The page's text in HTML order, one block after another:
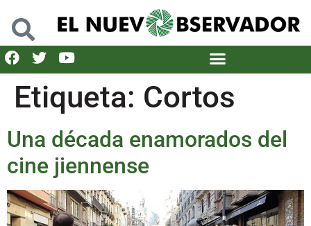
Etiqueta: Cortos
Una década enamorados del
cine jiennense